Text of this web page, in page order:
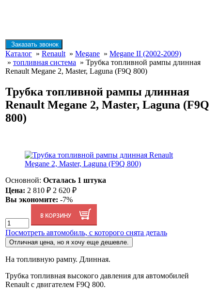
Заказать звонок
Каталог » Renault » Megane » Megane II (2002-2009)
» топливная система » Трубка топливной рампы длинная
Renault Megane 2, Master, Laguna (F9Q 800)
Трубка топливной рампы длинная
Renault Megane 2, Master, Laguna (F9Q
800)
Основной: Осталась 1 штука
Цена: 2 810 ₽ 2 620 ₽
Вы экономите: -7%
Посмотреть автомобиль, с которого снята деталь
Отличная цена, но я хочу еще дешевле.
На топливную рампу. Длинная.
Трубка топливная высокого давления для автомобилей
Renault с двигателем F9Q 800.